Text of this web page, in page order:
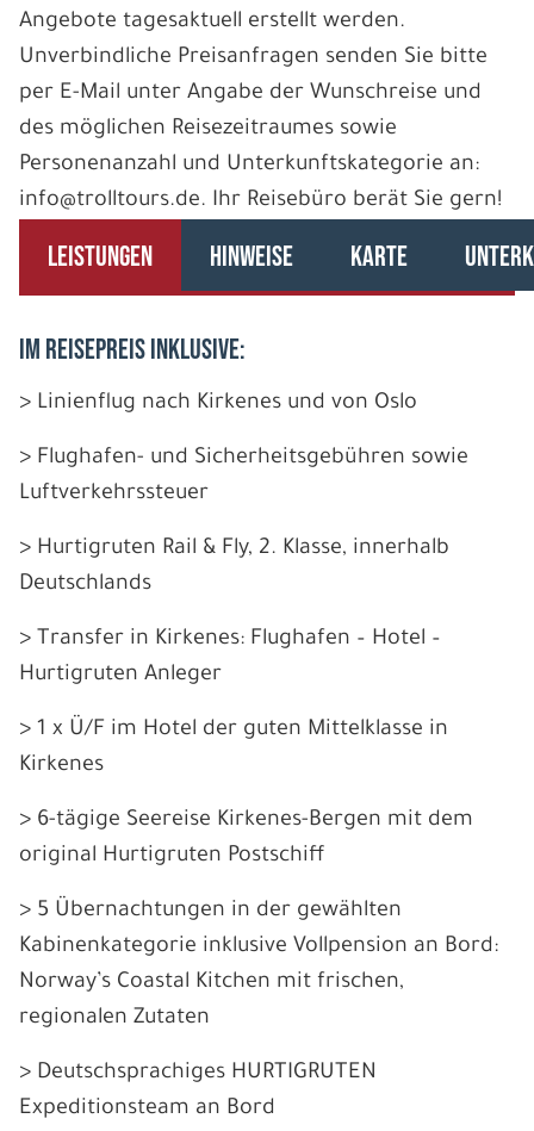
Angebote tagesaktuell erstellt werden.
Unverbindliche Preisanfragen senden Sie bitte
per E-Mail unter Angabe der Wunschreise und
des möglichen Reisezeitraumes sowie
Personenanzahl und Unterkunftskategorie an:
info@trolltours.de. Ihr Reisebüro berät Sie gern!
LEISTUNGEN HINWEISE KARTE
IM REISEPREIS INKLUSIVE:
> Linienflug nach Kirkenes und von Oslo
> Flughafen- und Sicherheitsgebühren sowie
Luftverkehrssteuer
> Hurtigruten Rail & Fly, 2. Klasse, innerhalb
Deutschlands
> Transfer in Kirkenes: Flughafen – Hotel –
Hurtigruten Anleger
> 1 x Ü/F im Hotel der guten Mittelklasse in
Kirkenes
> 6-tägige Seereise Kirkenes-Bergen mit dem
original Hurtigruten Postschiff
> 5 Übernachtungen in der gewählten
Kabinenkategorie inklusive Vollpension an Bord:
Norway’s Coastal Kitchen mit frischen,
regionalen Zutaten
> Deutschsprachiges HURTIGRUTEN
Expeditionsteam an Bord